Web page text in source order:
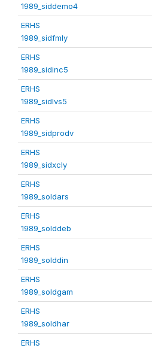
1989_siddemo4
ERHS
1989_sidfmly
ERHS
1989_sidinc5
ERHS
1989_sidlvs5
ERHS
1989_sidprodv
ERHS
1989_sidxcly
ERHS
1989_soldars
ERHS
1989_solddeb
ERHS
1989_solddin
ERHS
1989_soldgam
ERHS
1989_soldhar
ERHS